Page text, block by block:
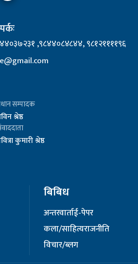
,९८४४०८४८४४, ९८१२११११९६
सम्पादक
श्रेष्ठ
कुमारी श्रेष्ठ
बिबिध
अन्तरवार्ताई-पेपर
कला/साहित्यराजनीति
विचार/ब्लग